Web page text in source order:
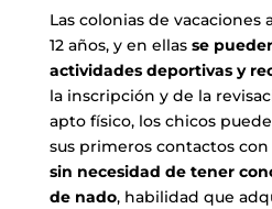
Las colonias de vacaciones
12 años, y en ellas se
actividades deportivas y
la inscripción y de la
apto físico, los chicos
sus primeros contactos
sin necesidad de tener
de nado, habilidad que